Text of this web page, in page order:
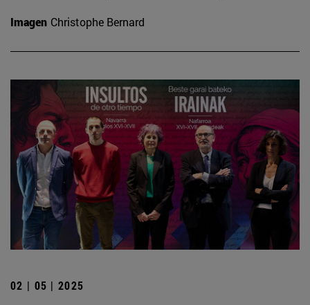
Imagen Christophe Bernard
02 | 05 | 2025